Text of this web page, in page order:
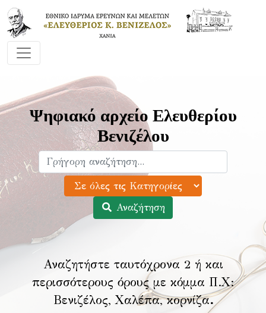
Ψηφιακό αρχείο Ελευθερίου
Βενιζέλου
Αναζήτηση
Αναζητήστε ταυτόχρονα 2 ή και
περισσότερους όρους με κόμμα Π.Χ:
Βενιζέλος, Χαλέπα, κορνίζα.